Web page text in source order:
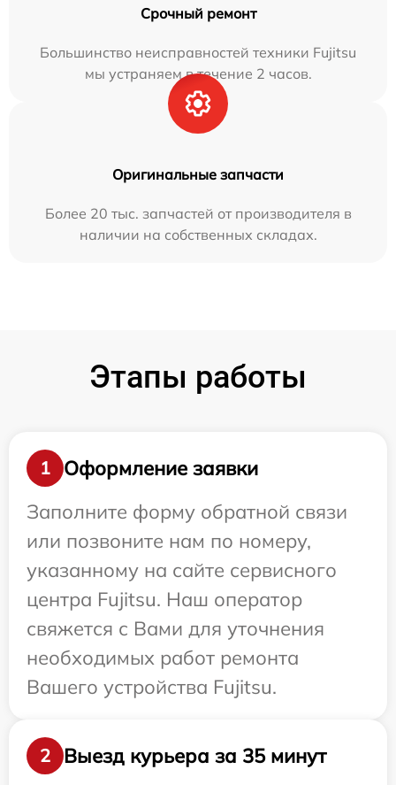
Срочный ремонт
Большинство неисправностей техники Fujitsu
мы устраняем в течение 2 часов.
Оригинальные запчасти
Более 20 тыс. запчастей от производителя в
наличии на собственных складах.
Этапы работы
1
Оформление заявки
Заполните форму обратной связи
или позвоните нам по номеру,
указанному на сайте сервисного
центра Fujitsu. Наш оператор
свяжется с Вами для уточнения
необходимых работ ремонта
Вашего устройства Fujitsu.
2 Выезд курьера за 35 минут